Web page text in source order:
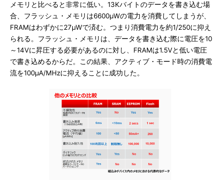
メモリと比べると非常に低い。13Kバイトのデータを書き込む場
合、フラッシュ・メモリは6600μWの電力を消費してしまうが、
FRAMはわずかに27μWで済む。つまり消費電力を約1/250に抑え
られる。フラッシュ・メモリは、データを書き込む際に電圧を10
～14Vに昇圧する必要があるのに対し、FRAMは1.5Vと低い電圧
で書き込めるからだ。この結果、アクティブ・モード時の消費電
流を100μA/MHzに抑えることに成功した。